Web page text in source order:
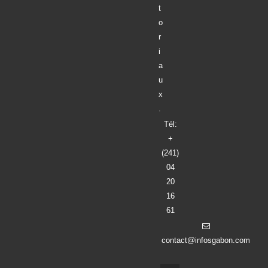
t
o
r
i
a
u
x
Tél:
+
(241)
04
20
16
61
contact@infosgabon.com